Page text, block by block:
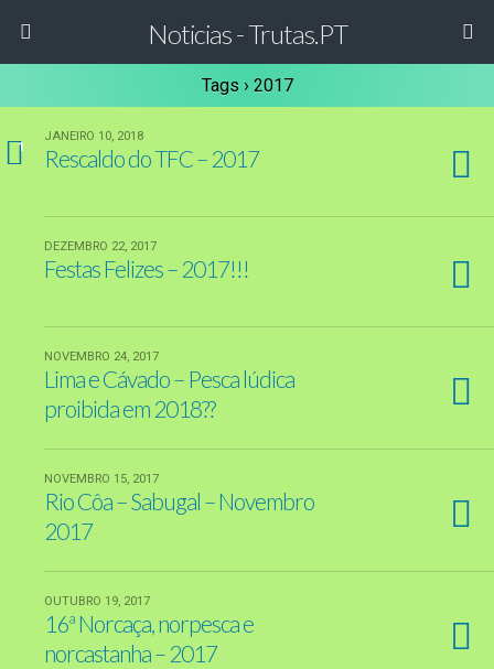
Noticias - Trutas.PT
Tags › 2017
1
JANEIRO 10, 2018
Rescaldo do TFC – 2017
DEZEMBRO 22, 2017
Festas Felizes – 2017!!!
NOVEMBRO 24, 2017
Lima e Cávado – Pesca lúdica
proibida em 2018??
NOVEMBRO 15, 2017
Rio Côa – Sabugal – Novembro
2017
OUTUBRO 19, 2017
16ª Norcaça, norpesca e
norcastanha – 2017